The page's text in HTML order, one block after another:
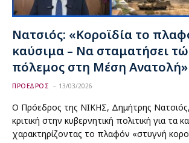
Νατσιός: «Κοροϊδία το
καύσιμα – Να σταματήσει
πόλεμος στη Μέση Ανατολή»
ΠΡΟΕΔΡΟΣ 13/03/2026
Ο Πρόεδρος της ΝΙΚΗΣ, Δημήτρης Νατσιός,
κριτική στην κυβερνητική πολιτική για τα
χαρακτηρίζοντας το πλαφόν «στυγνή